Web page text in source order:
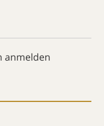
anmelden